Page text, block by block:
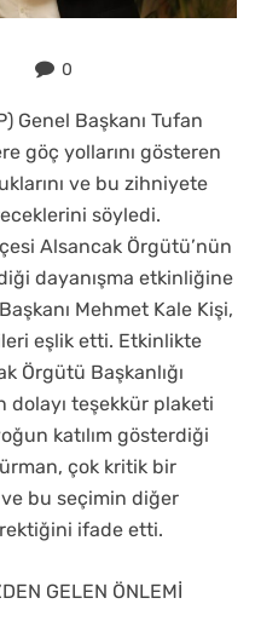
0
Genel Başkanı Tufan
göç yollarını gösteren
ve bu zihniyete
söyledi.
Alsancak Örgütü’nün
dayanışma etkinliğine
Mehmet Kale Kişi,
eşlik etti. Etkinlikte
Örgütü Başkanlığı
teşekkür plaketi
katılım gösterdiği
çok kritik bir
bu seçimin diğer
ifade etti.
GELEN ÖNLEMİ